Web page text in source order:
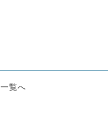
一覧へ